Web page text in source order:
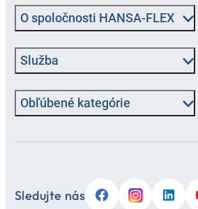
O spoločnosti HANSA-FLEX
Služba
Obľúbené kategórie
Sledujte nás